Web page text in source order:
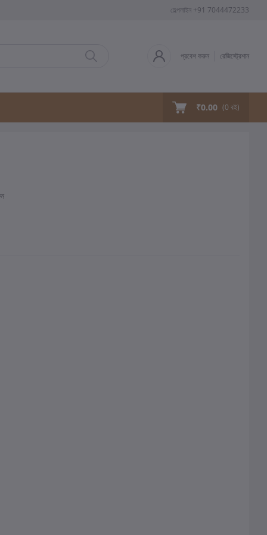
হেল্পলাইন +91 7044472233
প্রবেশ করুন রেজিস্ট্রেশান
₹0.00 (0 বই)